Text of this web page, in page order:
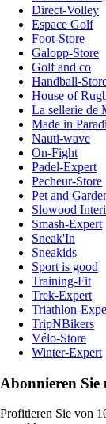
Direct-Volley
Espace Golf
Foot-Store
Galopp-Store
Golf and co
Handball-
House of
La sellerie de
Made in
Nauti-wave
On-Fight
Padel-Expert
Pecheur-Store
Pet and
Slowood
Smash-Expert
Sneak'In
Sneakids
Sport is good
Training-Fit
Trek-Expert
Triathlon-
TripNBikers
Vélo-Store
Winter-Expert
Abonnieren Sie
Profitieren Sie von